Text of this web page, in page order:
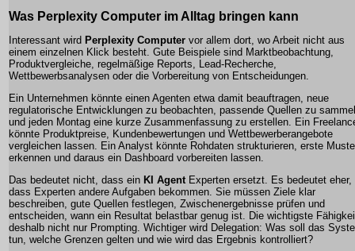
Was Perplexity Computer im Alltag bringen kann
Interessant wird Perplexity Computer vor allem dort, wo Arbeit nicht aus
einem einzelnen Klick besteht. Gute Beispiele sind Marktbeobachtung,
Produktvergleiche, regelmäßige Reports, Lead-Recherche,
Wettbewerbsanalysen oder die Vorbereitung von Entscheidungen.
Ein Unternehmen könnte einen Agenten etwa damit beauftragen, neue
regulatorische Entwicklungen zu beobachten, passende Quellen zu
und jeden Montag eine kurze Zusammenfassung zu erstellen. Ein
könnte Produktpreise, Kundenbewertungen und Wettbewerberangebote
vergleichen lassen. Ein Analyst könnte Rohdaten strukturieren, erste
erkennen und daraus ein Dashboard vorbereiten lassen.
Das bedeutet nicht, dass ein KI Agent Experten ersetzt. Es bedeutet eher,
dass Experten andere Aufgaben bekommen. Sie müssen Ziele klar
beschreiben, gute Quellen festlegen, Zwischenergebnisse prüfen und
entscheiden, wann ein Resultat belastbar genug ist. Die wichtigste
deshalb nicht nur Prompting. Wichtiger wird Delegation: Was soll das
tun, welche Grenzen gelten und wie wird das Ergebnis kontrolliert?